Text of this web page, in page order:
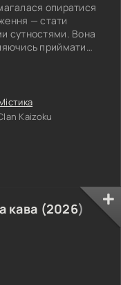
опиратися
— стати
сутностями. Вона
приймати
де вона
У-су. Ця
для обох.
і привидів, що
Kaizoku
кава (2026)